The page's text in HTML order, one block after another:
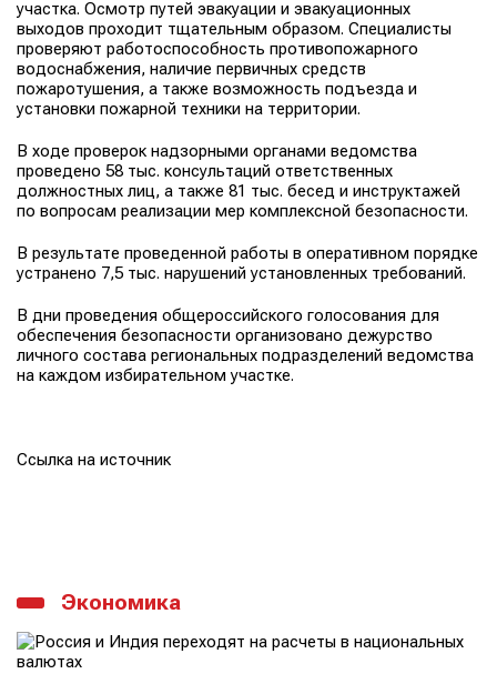
участка. Осмотр путей эвакуации и эвакуационных
выходов проходит тщательным образом. Специалисты
проверяют работоспособность противопожарного
водоснабжения, наличие первичных средств
пожаротушения, а также возможность подъезда и
установки пожарной техники на территории.
В ходе проверок надзорными органами ведомства
проведено 58 тыс. консультаций ответственных
должностных лиц, а также 81 тыс. бесед и инструктажей
по вопросам реализации мер комплексной безопасности.
В результате проведенной работы в оперативном порядке
устранено 7,5 тыс. нарушений установленных требований.
В дни проведения общероссийского голосования для
обеспечения безопасности организовано дежурство
личного состава региональных подразделений ведомства
на каждом избирательном участке.
Ссылка на источник
Экономика